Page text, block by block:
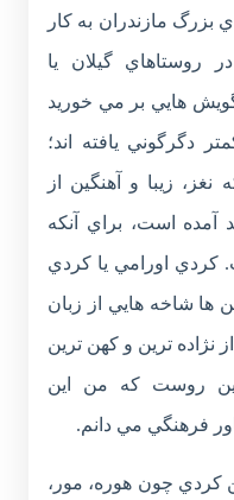
مازندران به کار
روستاهاي گيلان يا
گويش هايي بر مي خوريد
دگرگوني يافته اند؛
زيبا و آهنگين از
آمده است، براي آنکه
کردي اورامي يا کردي
ها شاخه هايي از زبان
ترين و کهن ترين
روست که من اين
فرهنگي مي دانم.
چون هوره، مور،